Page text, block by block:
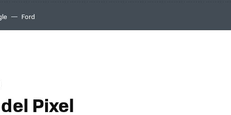
Ford
Pixel